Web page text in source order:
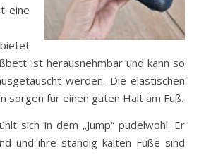
eine
ist herausnehmbar und kann so
werden. Die elastischen
sorgen für einen guten Halt am Fuß.
sich in dem „Jump“ pudelwohl. Er
und ihre ständig kalten Füße sind